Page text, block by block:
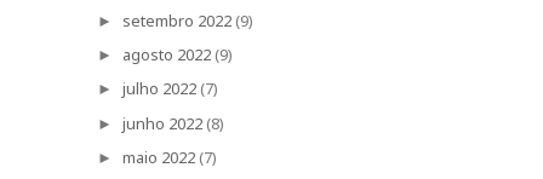
► setembro 2022 (9)
► agosto 2022 (9)
► julho 2022 (7)
► junho 2022 (8)
► maio 2022 (7)